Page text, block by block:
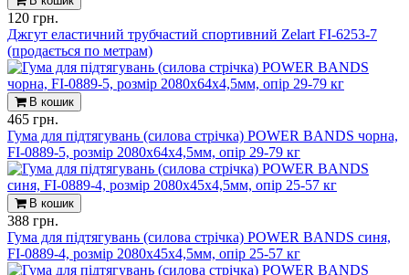
120 грн.
Джгут еластичний трубчастий спортивний Zelart FI-6253-7
(продається по метрам)
В кошик
465 грн.
Гума для підтягувань (силова стрічка) POWER BANDS чорна,
FI-0889-5, розмір 2080x64x4,5мм, опір 29-79 кг
В кошик
388 грн.
Гума для підтягувань (силова стрічка) POWER BANDS синя,
FI-0889-4, розмір 2080x45x4,5мм, опір 25-57 кг